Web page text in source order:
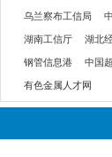
乌兰察布工信局
湖南工信厅 湖北
钢管信息港 中国
有色金属人才网